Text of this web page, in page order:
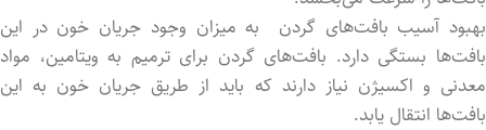
بهبود آسیب بافت‌های گردن به میزان وجود جریان خون در این
بافت‌ها بستگی دارد. بافت‌های گردن برای ترمیم به ویتامین، مواد
معدنی و اکسیژن نیاز دارند که باید از طریق جریان خون به این
بافت‌ها انتقال یابد.